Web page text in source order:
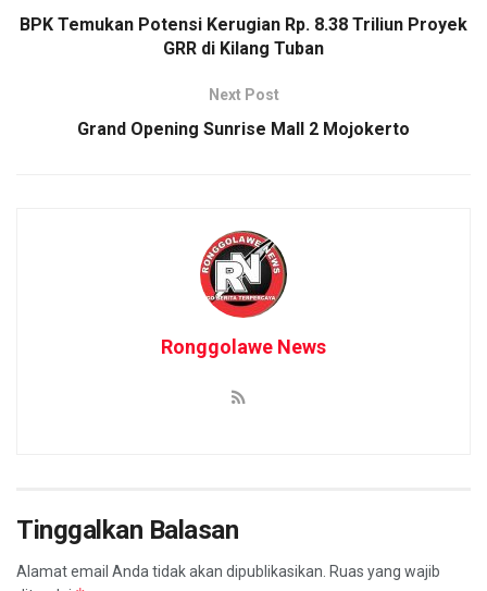
BPK Temukan Potensi Kerugian Rp. 8.38 Triliun Proyek
GRR di Kilang Tuban
Next Post
Grand Opening Sunrise Mall 2 Mojokerto
Ronggolawe News
Tinggalkan Balasan
Alamat email Anda tidak akan dipublikasikan. Ruas yang wajib